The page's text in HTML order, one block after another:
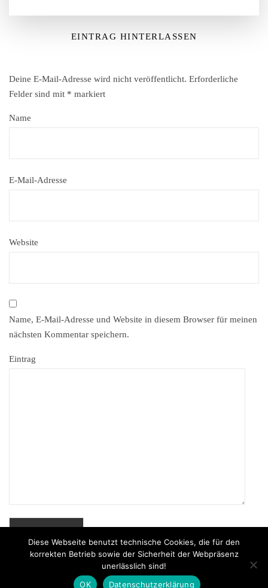
EINTRAG HINTERLASSEN
Deine E-Mail-Adresse wird nicht veröffentlicht. Erforderliche
Felder sind mit * markiert
Name
E-Mail-Adresse
Website
Name, E-Mail-Adresse und Website in diesem Browser für meinen
nächsten Kommentar speichern.
Eintrag
Powered by MenschKunst © 2026
Diese Webseite benutzt technische Cookies, die für den
korrekten Betrieb sowie der Sicherheit der Webpräsenz
unerlässlich sind!
OK
Datenschutzerklärung